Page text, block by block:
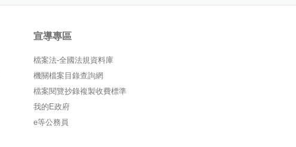
宣導專區
檔案法-全國法規資料庫
機關檔案目錄查詢網
檔案閱覽抄錄複製收費標準
我的E政府
e等公務員